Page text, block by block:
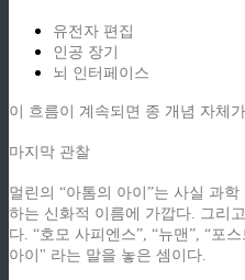
유전자 편집
인공 장기
뇌 인터페이스
이 흐름이 계속되면 종 개념 자체
마지막 관찰
멀린의 “아톰의 아이”는 사실 과
하는 신화적 이름에 가깝다. 그리
다. “호모 사피엔스”, “뉴맨”, “포
아이" 라는 말을 놓은 셈이다.